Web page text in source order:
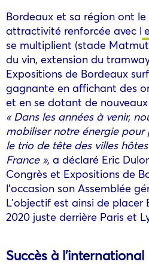
Bordeaux et sa région ont
attractivité renforcée avec l
se multiplient (stade
du vin, extension du
Expositions de Bordeaux
gagnante en affichant des
et en se dotant de
« Dans les années à venir,
mobiliser notre énergie
le trio de tête des villes
France », a déclaré Eric
Congrès et Expositions de
l’occasion son Assemblée
L’objectif est ainsi de placer
2020 juste derrière Paris et
Succès à l’international